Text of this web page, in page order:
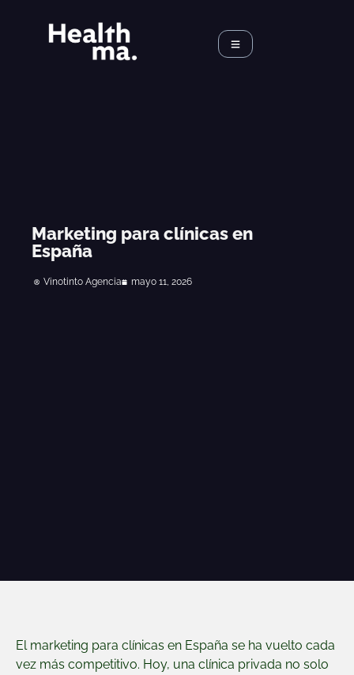
Marketing para clínicas en
España
Vinotinto Agencia mayo 11, 2026
El marketing para clínicas en España se ha vuelto cada
vez más competitivo. Hoy, una clínica privada no solo